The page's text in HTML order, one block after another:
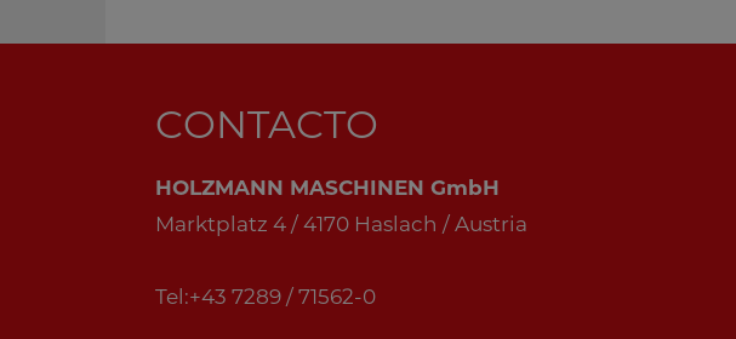
CONTACTO
HOLZMANN MASCHINEN GmbH
Marktplatz 4 / 4170 Haslach / Austria
Tel:+43 7289 / 71562-0